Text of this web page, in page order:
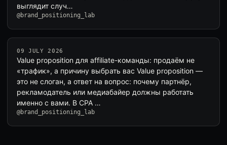
выглядит случ…
@brand_positioning_lab
09 JULY 2026
Value proposition для affiliate-команды: продаём не
«трафик», а причину выбрать вас Value proposition —
это не слоган, а ответ на вопрос: почему партнёр,
рекламодатель или медиабайер должны работать
именно с вами. В CPA …
@brand_positioning_lab